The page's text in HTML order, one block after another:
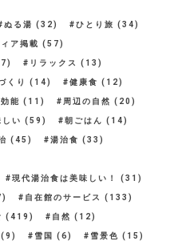
ぬる湯 (32) ひとり旅 (34)
ア掲載 (57)
リラックス (13)
くり (14) 健康食 (12)
効能 (11) 周辺の自然 (20)
い (59) 朝ごはん (14)
(45) 湯治食 (33)
現代湯治食は美味しい！ (31)
自在館のサービス (133)
(419) 自然 (12)
(9) 雪国 (6) 雪景色 (15)